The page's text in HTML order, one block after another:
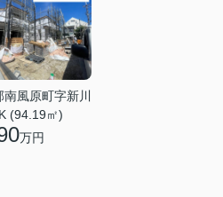
風原町字新川
(94.19㎡)
万円